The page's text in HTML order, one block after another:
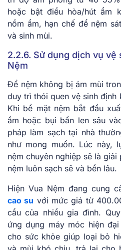
hoặc bật điều hòa/hút ẩm
nồm ẩm, hạn chế để nệm
và sinh mùi.
2.2.6. Sử dụng dịch vụ vệ
Nệm
Để nệm không bị ám mùi
duy trì thói quen vệ sinh
Khi bề mặt nệm bắt đầu
ẩm hoặc bụi bẩn len sâu
pháp làm sạch tại nhà
như mong muốn. Lúc này,
nệm chuyên nghiệp sẽ là
nệm luôn sạch sẽ và bền lâu.
Hiện Vua Nệm đang cung
cao su với mức giá từ
cầu của nhiều gia đình.
ứng dụng máy móc hiện
cho sức khỏe giúp loại bỏ